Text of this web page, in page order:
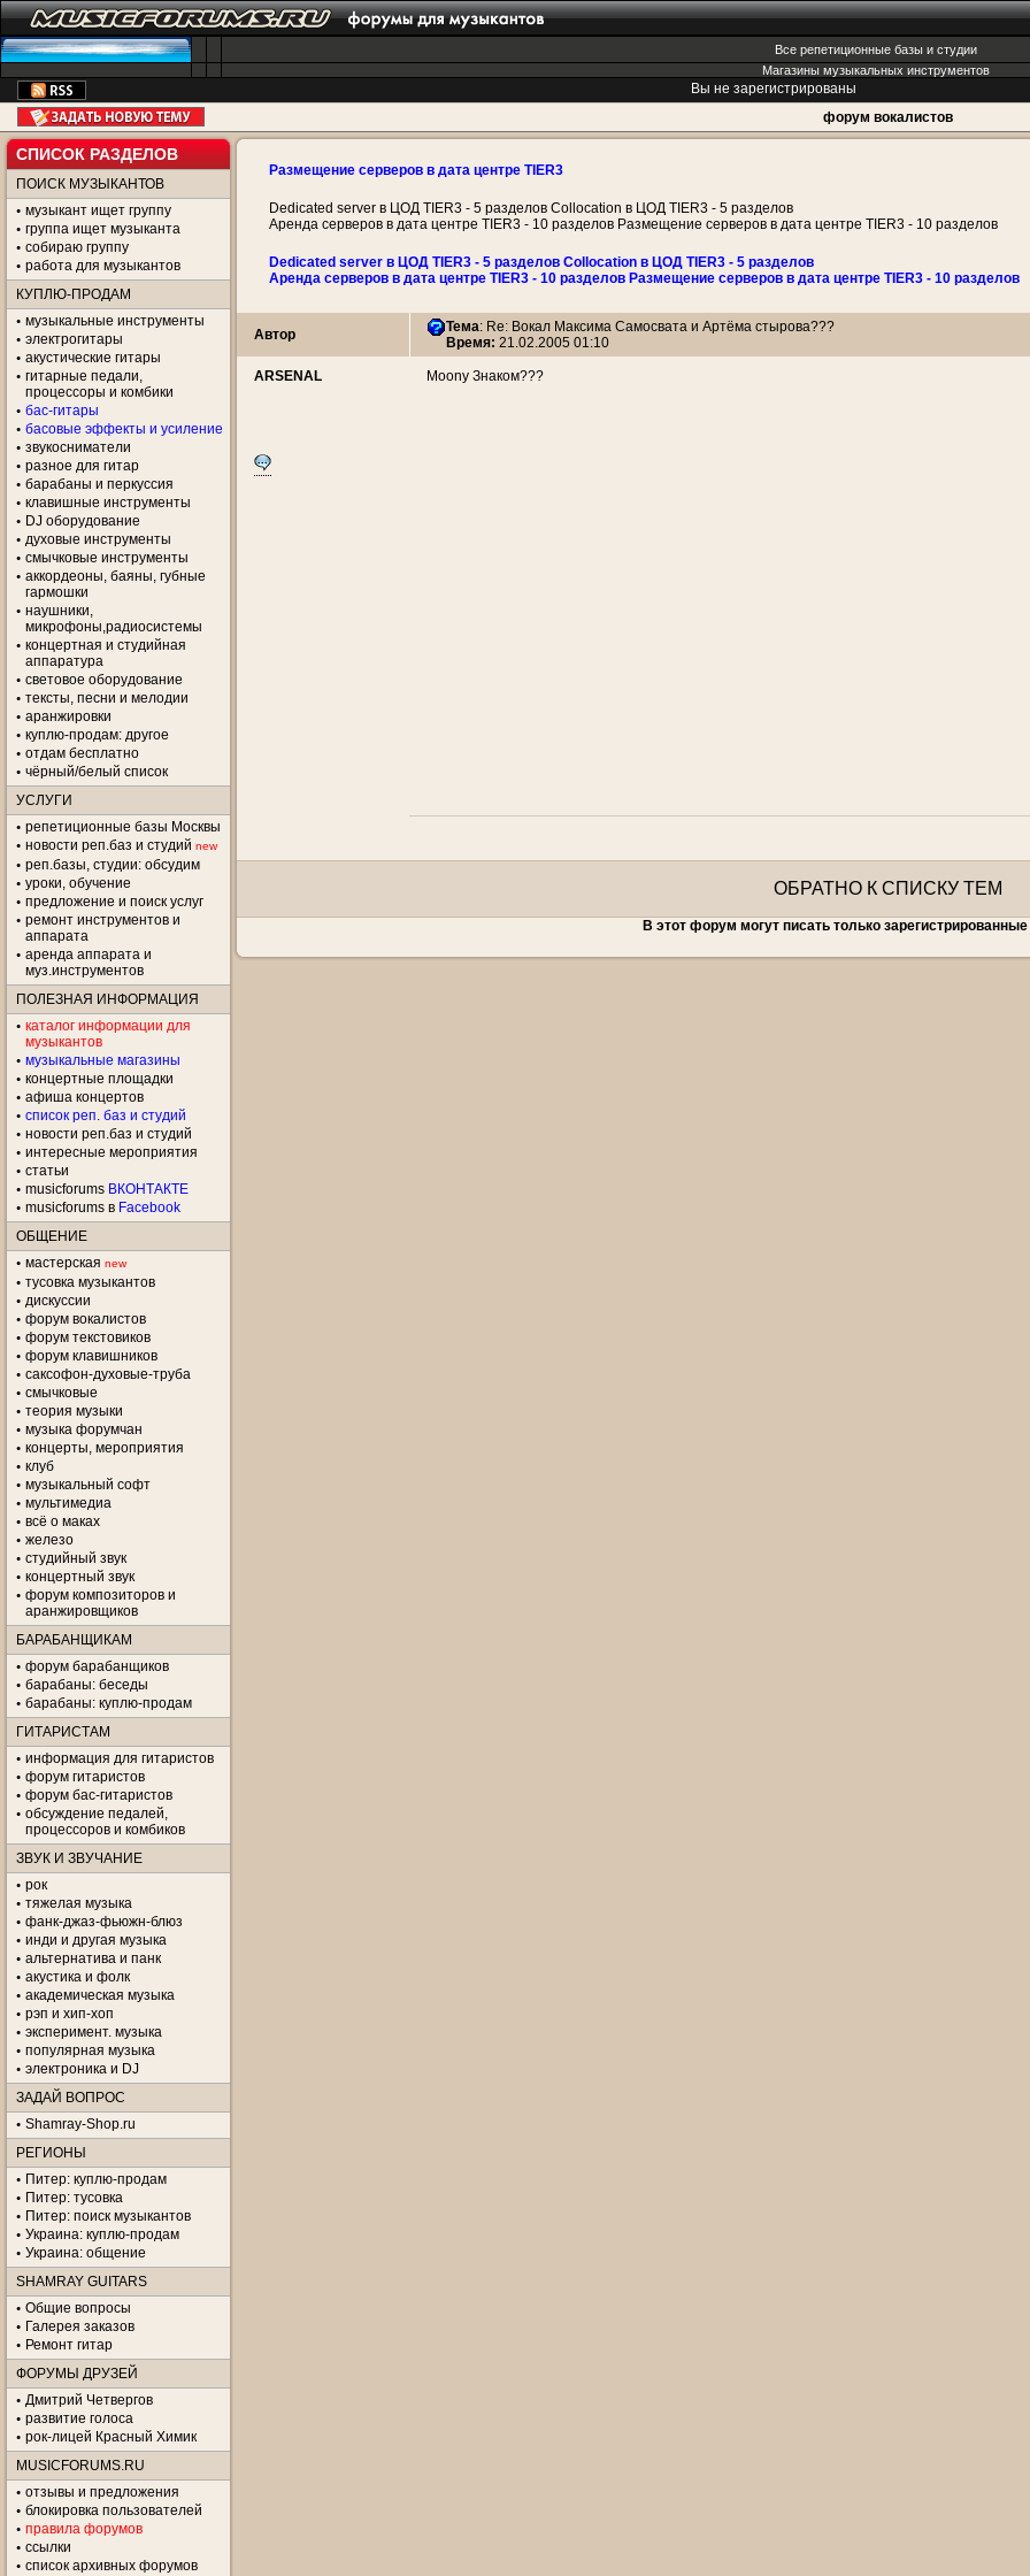
Все репетиционные базы и студии
Магазины музыкальных инструментов
Вы не зарегистрированы
форум вокалистов
СПИСОК РАЗДЕЛОВ
ПОИСК МУЗЫКАНТОВ
музыкант ищет группу
группа ищет музыканта
собираю группу
работа для музыкантов
КУПЛЮ-ПРОДАМ
музыкальные инструменты
электрогитары
акустические гитары
гитарные педали,
процессоры и комбики
бас-гитары
басовые эффекты и усиление
звукосниматели
разное для гитар
барабаны и перкуссия
клавишные инструменты
DJ оборудование
духовые инструменты
смычковые инструменты
аккордеоны, баяны, губные
гармошки
наушники,
микрофоны,радиосистемы
концертная и студийная
аппаратура
световое оборудование
тексты, песни и мелодии
аранжировки
куплю-продам: другое
отдам бесплатно
чёрный/белый список
УСЛУГИ
репетиционные базы Москвы
новости реп.баз и студий new
реп.базы, студии: обсудим
уроки, обучение
предложение и поиск услуг
ремонт инструментов и
аппарата
аренда аппарата и
муз.инструментов
ПОЛЕЗНАЯ ИНФОРМАЦИЯ
каталог информации для
музыкантов
музыкальные магазины
концертные площадки
aфиша концертов
список реп. баз и студий
новости реп.баз и студий
интересные мероприятия
статьи
musicforums ВКОНТАКТЕ
musicforums в Facebook
ОБЩЕНИЕ
мастерская new
тусовка музыкантов
дискуссии
форум вокалистов
форум текстовиков
форум клавишников
саксофон-духовые-труба
смычковые
теория музыки
музыка форумчан
концерты, мероприятия
клуб
музыкальный софт
мультимедиа
всё о маках
железо
студийный звук
концертный звук
форум композиторов и
аранжировщиков
БАРАБАНЩИКАМ
форум барабанщиков
барабаны: беседы
барабаны: куплю-продам
ГИТАРИСТАМ
информация для гитаристов
форум гитаристов
форум бас-гитаристов
обсуждение педалей,
процессоров и комбиков
ЗВУК И ЗВУЧАНИЕ
рок
тяжелая музыка
фанк-джаз-фьюжн-блюз
инди и другая музыка
альтернатива и панк
акустика и фолк
академическая музыка
рэп и хип-хоп
эксперимент. музыка
популярная музыка
электроника и DJ
ЗАДАЙ ВОПРОС
Shamray-Shop.ru
РЕГИОНЫ
Питер: куплю-продам
Питер: тусовка
Питер: поиск музыкантов
Украина: куплю-продам
Украина: общение
SHAMRAY GUITARS
Общие вопросы
Галерея заказов
Ремонт гитар
ФОРУМЫ ДРУЗЕЙ
Дмитрий Четвергов
развитие голоса
рок-лицей Красный Химик
MUSICFORUMS.RU
отзывы и предложения
блокировка пользователей
правила форумов
ссылки
список архивных форумов
Размещение серверов в дата центре TIER3
Dedicated server в ЦОД TIER3 - 5 разделов Collocation в ЦОД TIER3 - 5 разделов
Аренда серверов в дата центре TIER3 - 10 разделов Размещение серверов в дата центре TIER3 - 10 разделов
Dedicated server в ЦОД TIER3 - 5 разделов Collocation в ЦОД TIER3 - 5 разделов
Аренда серверов в дата центре TIER3 - 10 разделов Размещение серверов в дата центре TIER3 - 10 разделов
Автор Тема: Re: Вокал Максима Самосвата и Артёма стырова???
Время: 21.02.2005 01:10
ARSENAL Moony Знаком???
ОБРАТНО К СПИСКУ ТЕМ
В этот форум могут писать только